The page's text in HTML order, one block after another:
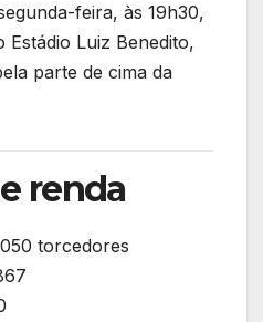
feira, às 19h30,
Estádio Luiz Benedito,
parte de cima da
renda
torcedores